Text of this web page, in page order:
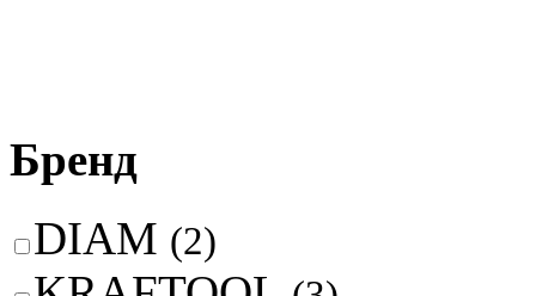
Бренд
DIAM (2)